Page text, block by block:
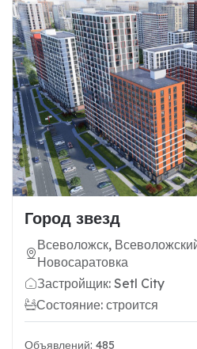
Город звезд
Всеволожск,
Новосаратовка
Застройщик: Setl City
Состояние: строится
Объявлений: 485